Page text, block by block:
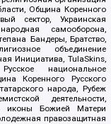
Община Коренного
сектор, Украинская
самооборона,
Бандеры, Братство,
объединение
Инициатива, TulaSkins,
национальное
Коренного Русского
народа, Рубеж
деятельности,
иконы Божией Матери
правозащитная